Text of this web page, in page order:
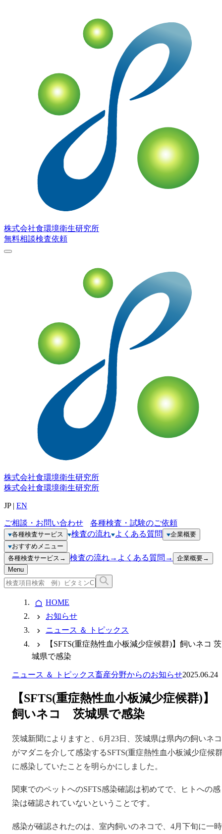
株式会社食環境衛生研究所
無料相談検査依頼
株式会社食環境衛生研究所
株式会社食環境衛生研究所
JP| EN
ご相談・お問い合わせ 各種検査・試験のご依頼
各種検査サービス 検査の流れ よくある質問
企業概要
おすすめメニュー
各種検査サービス → 検査の流れ→ よくある質問 → 企業概要→
Menu
HOME
お知らせ
ニュース ＆ トピックス
【SFTS(重症熱性血小板減少症候群)】飼いネコ 茨
城県で感染
ニュース ＆ トピックス畜産分野からのお知らせ2025.06.24
【SFTS(重症熱性血小板減少症候群)】
飼いネコ 茨城県で感染
茨城新聞によりますと、6月23日、茨城県は県内の飼いネコ
がマダニを介して感染するSFTS(重症熱性血小板減少症候
に感染していたことを明らかにしました。
関東でのペットへのSFTS感染確認は初めてで、ヒトへの感
染は確認されていないということです。
感染が確認されたのは、室内飼いのネコで、4月下旬に一時